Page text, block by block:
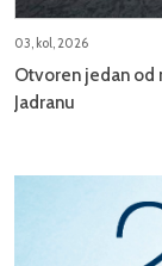
03, kol, 2026
Otvoren jedan od
Jadranu